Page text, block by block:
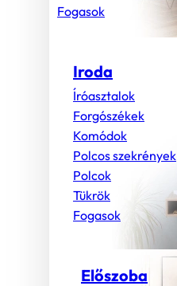
Fogasok
Iroda
Íróasztalok
Forgószékek
Komódok
Polcos szekrények
Polcok
Tükrök
Fogasok
Előszoba